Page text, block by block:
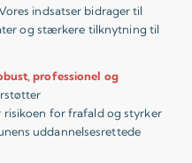
indsatser bidrager til
og stærkere tilknytning til
professionel og
risikoen for frafald og styrker
uddannelsesrettede